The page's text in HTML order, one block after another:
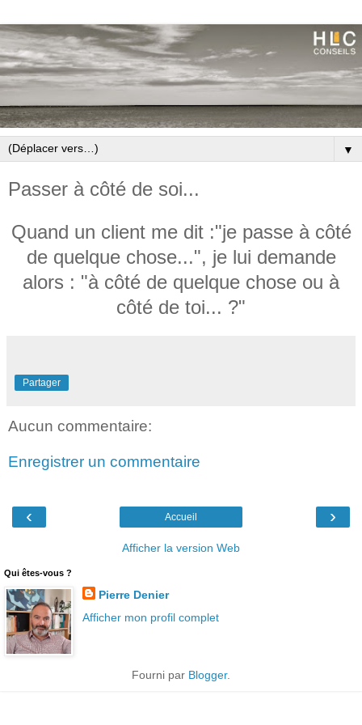
▼
Passer à côté de soi...
Quand un client me dit :"je passe à côté
de quelque chose...", je lui demande
alors : "à côté de quelque chose ou à
côté de toi... ?"
Partager
Aucun commentaire:
Enregistrer un commentaire
‹ ›
Accueil
Afficher la version Web
Qui êtes-vous ?
Pierre Denier
Afficher mon profil complet
Fourni par Blogger.